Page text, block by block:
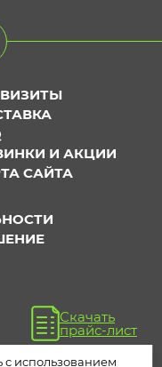
И АКЦИИ
САЙТА
Скачать
прайс-лист
с использованием